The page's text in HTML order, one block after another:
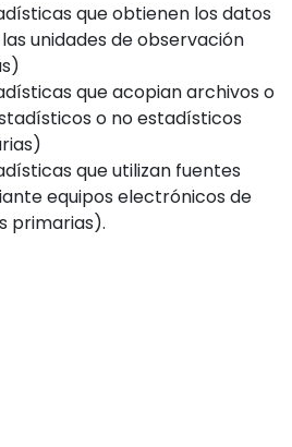
que obtienen los datos
unidades de observación
que acopian archivos o
o no estadísticos
que utilizan fuentes
equipos electrónicos de
primarias).